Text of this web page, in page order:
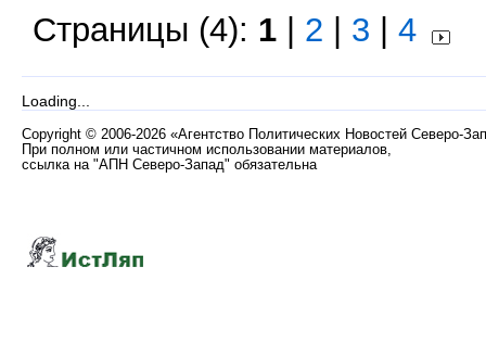
Страницы (4): 1 2 3 4
Loading...
Copyright © 2006-2026 «Агентство Политических Новостей Северо-
При полном или частичном использовании материалов,
ссылка на "АПН Северо-Запад" обязательна